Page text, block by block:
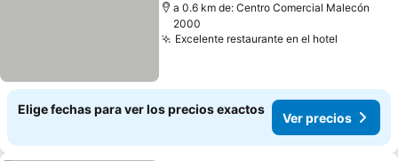
a 0.6 km de: Centro Comercial Malecón
2000
Excelente restaurante en el hotel
Elige fechas para ver los precios exactos
Ver precios